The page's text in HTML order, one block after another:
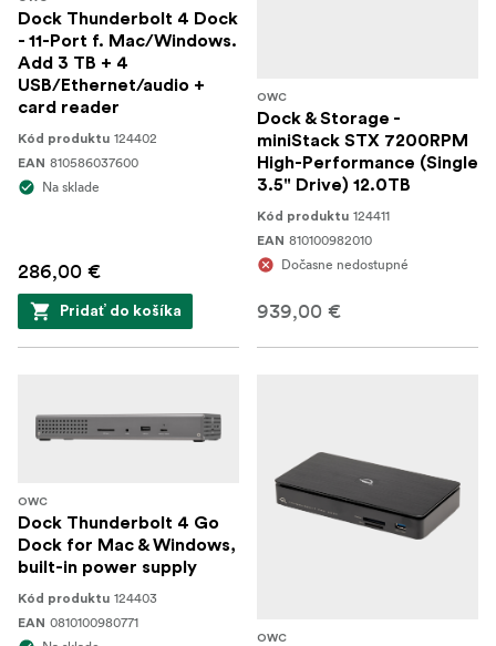
Dock Thunderbolt 4 Dock
- 11-Port f. Mac/Windows.
Add 3 TB + 4
USB/Ethernet/audio +
card reader
Kód produktu 124402
EAN 810586037600
Na sklade
286,00 €
Pridať do košíka
OWC
Dock & Storage -
miniStack STX 7200RPM
High-Performance (Single
3.5" Drive) 12.0TB
Kód produktu 124411
EAN 810100982010
Dočasne nedostupné
939,00 €
OWC
Dock Thunderbolt 4 Go
Dock for Mac & Windows,
built-in power supply
Kód produktu 124403
EAN 0810100980771
OWC